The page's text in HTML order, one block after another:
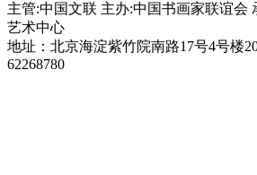
主管:中国文联 主办:中国书画家联谊会
艺术中心
地址：北京海淀紫竹院南路17号4号楼
62268780